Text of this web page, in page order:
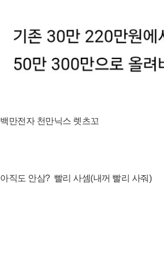
백만전자 천만닉스 렛츠꼬
아직도 안삼? 빨리 사셈(내꺼 빨리 사줘)